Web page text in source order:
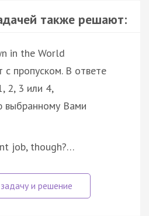
также решают:
in the World
с пропуском. В ответе
2, 3 или 4,
выбранному Вами
job, though?…